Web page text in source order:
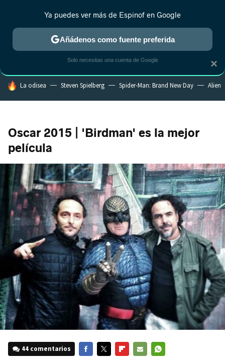
ESTRENOS REALITY ANIME RANKINGS CINE
HOY SE HABLA DE
La odisea Steven Spielberg Spider-Man: Brand New Day Alien
Oscar 2015 | 'Birdman' es la mejor
película
44 comentarios
×
Ya puedes ver más de Espinof en Google
Añádenos como fuente preferida
Solo necesitas una cuenta de Google